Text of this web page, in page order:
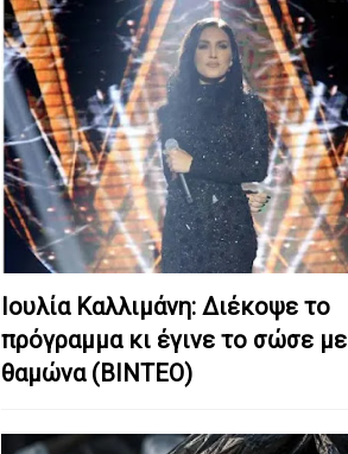
Ιουλία Καλλιμάνη: Διέκοψε το
πρόγραμμα κι έγινε το σώσε με
θαμώνα (ΒΙΝΤΕΟ)